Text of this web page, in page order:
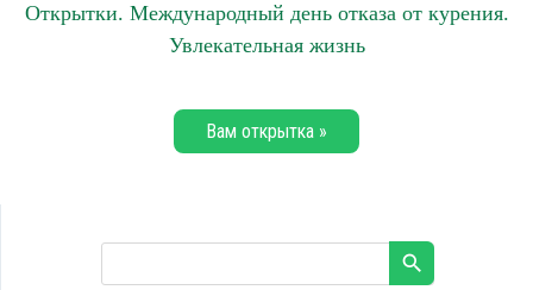
Открытки. Международный день отказа от курения.
Увлекательная жизнь
Вам открытка »